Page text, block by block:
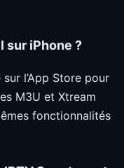
sur iPhone ?
l’App Store pour
M3U et Xtream
fonctionnalités